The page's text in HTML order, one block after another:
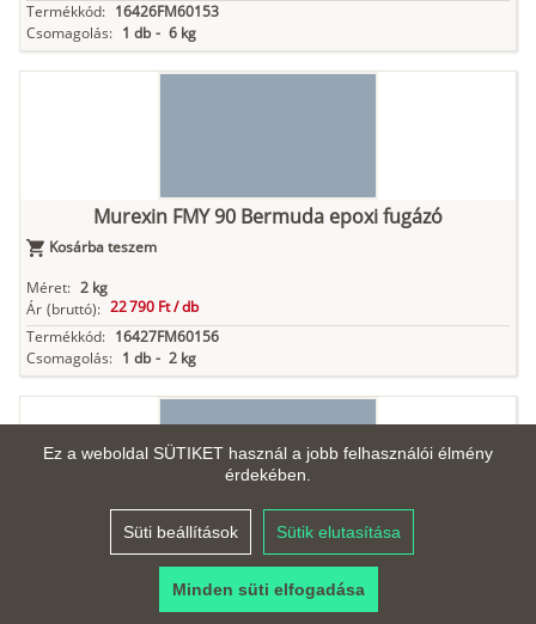
Ez a weboldal SÜTIKET használ a jobb felhasználói élmény
érdekében.
Süti beállítások Sütik elutasítása
Minden süti elfogadása
Termékkód: 16426FM60153
Csomagolás: 1 db - 6 kg
Murexin FMY 90 Bermuda epoxi fugázó
Kosárba teszem
Méret: 2 kg
Ár (bruttó): 22 790 Ft /db
Termékkód: 16427FM60156
Csomagolás: 1 db - 2 kg
Murexin FMY 90 Bermuda epoxi fugázó